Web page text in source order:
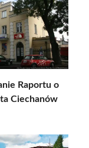
Raportu o
Ciechanów